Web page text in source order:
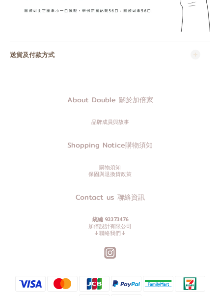
送貨及付款方式
About Double 關於加倍家
品牌成員與故事
Shopping Notice購物須知
購物須知
保固與退換貨政策
Contact us 聯絡資訊
統編 93373476
加倍設計有限公司
↓聯絡我們↓